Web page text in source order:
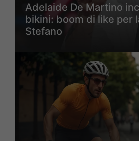
Adelaide De Martino
bikini: boom di like per
Stefano